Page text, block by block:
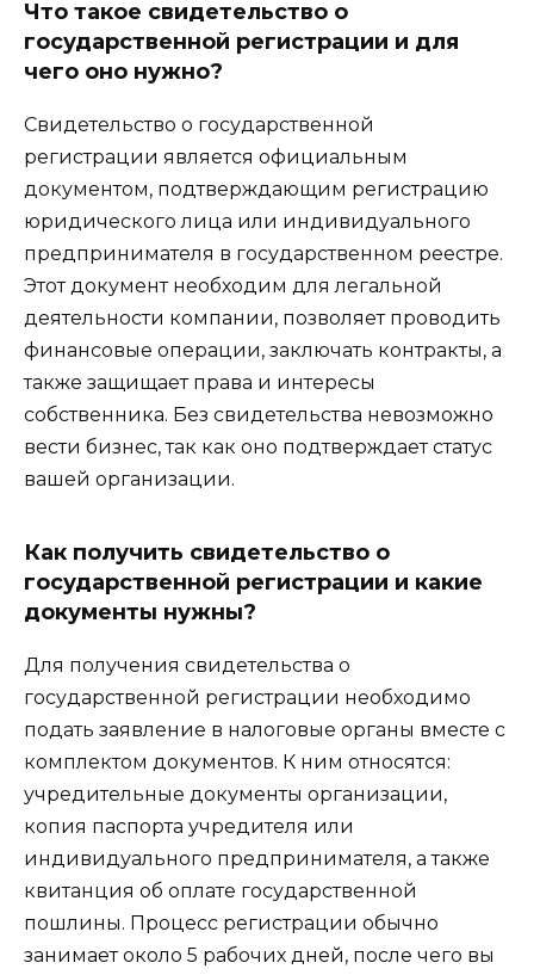
Что такое свидетельство о
государственной регистрации и для
чего оно нужно?
Свидетельство о государственной
регистрации является официальным
документом, подтверждающим регистрацию
юридического лица или индивидуального
предпринимателя в государственном реестре.
Этот документ необходим для легальной
деятельности компании, позволяет проводить
финансовые операции, заключать контракты, а
также защищает права и интересы
собственника. Без свидетельства невозможно
вести бизнес, так как оно подтверждает статус
вашей организации.
Как получить свидетельство о
государственной регистрации и какие
документы нужны?
Для получения свидетельства о
государственной регистрации необходимо
подать заявление в налоговые органы вместе с
комплектом документов. К ним относятся:
учредительные документы организации,
копия паспорта учредителя или
индивидуального предпринимателя, а также
квитанция об оплате государственной
пошлины. Процесс регистрации обычно
занимает около 5 рабочих дней, после чего вы